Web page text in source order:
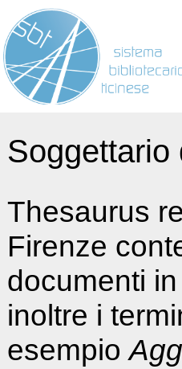
Thesaurus
Firenze
documenti
inoltre i
esempio